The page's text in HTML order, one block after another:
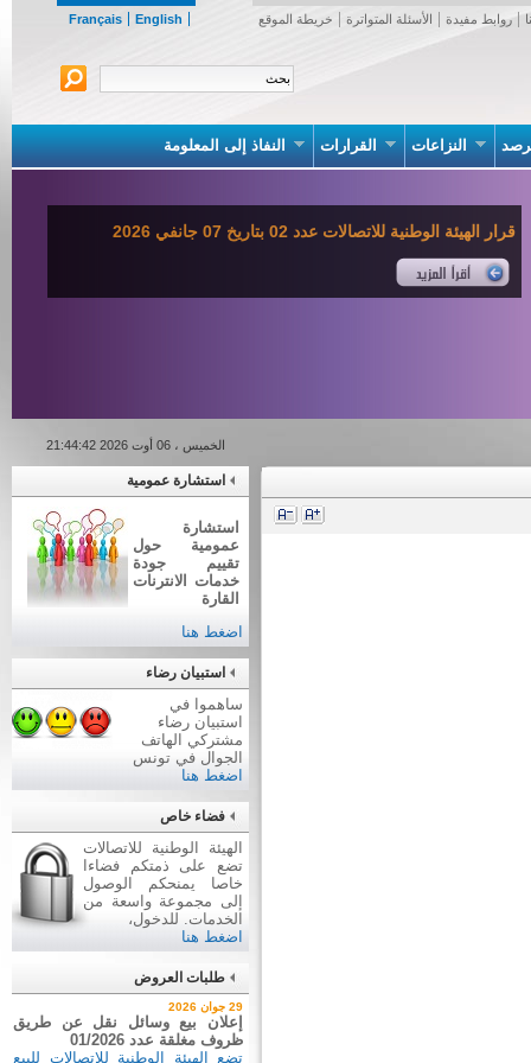
Français English روابط مفيدة الأسئلة المتواترة خريطة الموقع
النزاعات القرارات النفاذ إلى المعلومة
قرار الهيئة الوطنية للاتصالات عدد 02 بتاريخ 07 جانفي 2026
الخميس ، 06 أوت 2026 21:44:42
استشارة عمومية
استشارة
عمومية حول
تقييم جودة
خدمات الانترنات
القارة
اضغط هنا
استبيان رضاء
ساهموا في
استبيان رضاء
مشتركي الهاتف
الجوال في تونس
اضغط هنا
فضاء خاص
الهيئة الوطنية للاتصالات
تضع على ذمتكم فضاءا
خاصا يمنحكم الوصول
إلى مجموعة واسعة من
الخدمات. للدخول،
اضغط هنا
طلبات العروض
إعلان عن طلب عروض عدد
2026/03
اقتناء تجهيزات إعلامية
29 جوان 2026
إعلان بيع وسائل نقل عن طريق
ظروف مغلقة عدد 01/2026
تضع الهيئة الوطنية للاتصالات للبيع